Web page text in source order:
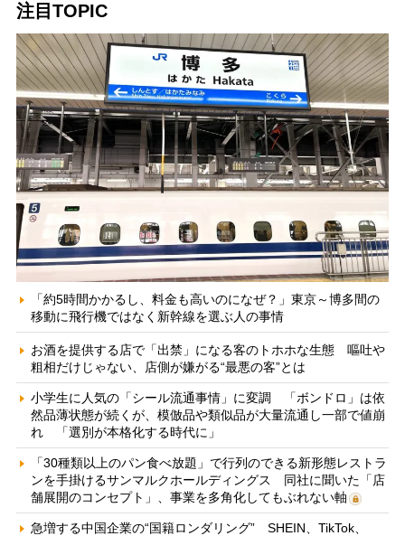
注目TOPIC
「約5時間かかるし、料金も高いのになぜ？」東京～博多間の
移動に飛行機ではなく新幹線を選ぶ人の事情
お酒を提供する店で「出禁」になる客のトホホな生態 嘔吐や
粗相だけじゃない、店側が嫌がる“最悪の客”とは
小学生に人気の「シール流通事情」に変調 「ボンドロ」は依
然品薄状態が続くが、模倣品や類似品が大量流通し一部で値崩
れ 「選別が本格化する時代に」
「30種類以上のパン食べ放題」で行列のできる新形態レストラ
ンを手掛けるサンマルクホールディングス 同社に聞いた「店
舗展開のコンセプト」、事業を多角化してもぶれない軸
急増する中国企業の“国籍ロンダリング” SHEIN、TikTok、